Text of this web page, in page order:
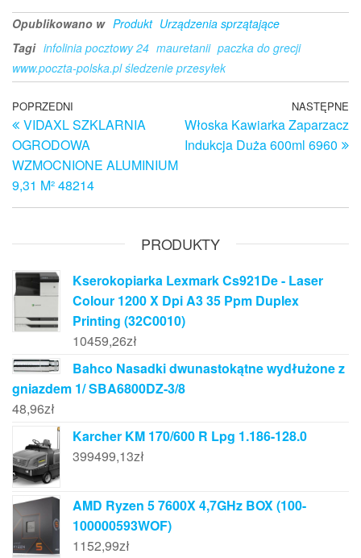
Opublikowano w Produkt Urządzenia sprzątające
Tagi infolinia pocztowy 24 mauretanii paczka do grecji
www.poczta-polska.pl śledzenie przesyłek
Nawigacja
wpisu
Poprzedni
wpis
POPRZEDNI
VIDAXL SZKLARNIA
OGRODOWA
WZMOCNIONE ALUMINIUM
9,31 M² 48214
NASTĘPNE
Włoska Kawiarka Zaparzacz
Indukcja Duża 600ml 6960
PRODUKTY
Kserokopiarka Lexmark Cs921De - Laser
Colour 1200 X Dpi A3 35 Ppm Duplex
Printing (32C0010)
10459,26zł
Bahco Nasadki dwunastokątne wydłużone z
gniazdem 1/ SBA6800DZ-3/8
48,96zł
Karcher KM 170/600 R Lpg 1.186-128.0
399499,13zł
AMD Ryzen 5 7600X 4,7GHz BOX (100-
100000593WOF)
1152,99zł